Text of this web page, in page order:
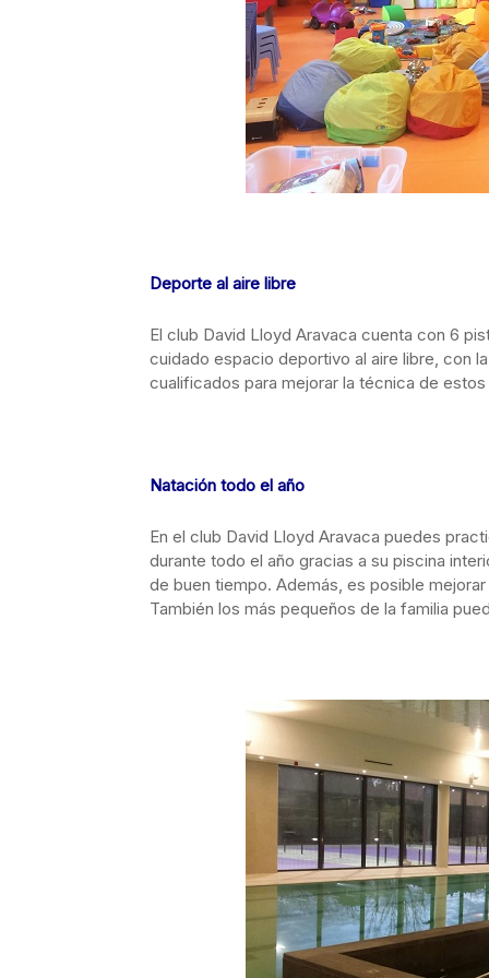
Deporte al aire libre
El club David Lloyd Aravaca cuenta con 6
cuidado espacio deportivo al aire libre, con
cualificados para mejorar la técnica de
Natación todo el año
En el club David Lloyd Aravaca puedes
durante todo el año gracias a su piscina
de buen tiempo. Además, es posible
También los más pequeños de la familia